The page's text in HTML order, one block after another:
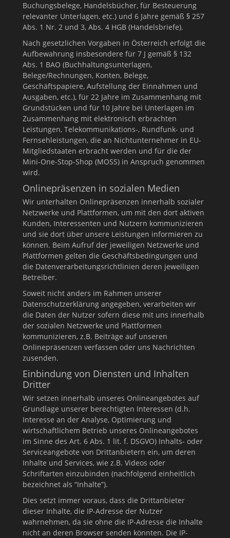
Buchungsbelege, Handelsbücher, für Besteuerung
relevanter Unterlagen, etc.) und 6 Jahre gemäß § 257
Abs. 1 Nr. 2 und 3, Abs. 4 HGB (Handelsbriefe).
Nach gesetzlichen Vorgaben in Österreich erfolgt die
Aufbewahrung insbesondere für 7 J gemäß § 132
Abs. 1 BAO (Buchhaltungsunterlagen,
Belege/Rechnungen, Konten, Belege,
Geschäftspapiere, Aufstellung der Einnahmen und
Ausgaben, etc.), für 22 Jahre im Zusammenhang mit
Grundstücken und für 10 Jahre bei Unterlagen im
Zusammenhang mit elektronisch erbrachten
Leistungen, Telekommunikations-, Rundfunk- und
Fernsehleistungen, die an Nichtunternehmer in EU-
Mitgliedstaaten erbracht werden und für die der
Mini-One-Stop-Shop (MOSS) in Anspruch genommen
wird.
Onlinepräsenzen in sozialen Medien
Wir unterhalten Onlinepräsenzen innerhalb sozialer
Netzwerke und Plattformen, um mit den dort aktiven
Kunden, Interessenten und Nutzern kommunizieren
und sie dort über unsere Leistungen informieren zu
können. Beim Aufruf der jeweiligen Netzwerke und
Plattformen gelten die Geschäftsbedingungen und
die Datenverarbeitungsrichtlinien deren jeweiligen
Betreiber.
Soweit nicht anders im Rahmen unserer
Datenschutzerklärung angegeben, verarbeiten wir
die Daten der Nutzer sofern diese mit uns innerhalb
der sozialen Netzwerke und Plattformen
kommunizieren, z.B. Beiträge auf unseren
Onlinepräsenzen verfassen oder uns Nachrichten
zusenden.
Einbindung von Diensten und Inhalten
Dritter
Wir setzen innerhalb unseres Onlineangebotes auf
Grundlage unserer berechtigten Interessen (d.h.
Interesse an der Analyse, Optimierung und
wirtschaftlichem Betrieb unseres Onlineangebotes
im Sinne des Art. 6 Abs. 1 lit. f. DSGVO) Inhalts- oder
Serviceangebote von Drittanbietern ein, um deren
Inhalte und Services, wie z.B. Videos oder
Schriftarten einzubinden (nachfolgend einheitlich
bezeichnet als “Inhalte”).
Dies setzt immer voraus, dass die Drittanbieter
dieser Inhalte, die IP-Adresse der Nutzer
wahrnehmen, da sie ohne die IP-Adresse die Inhalte
nicht an deren Browser senden könnten. Die IP-